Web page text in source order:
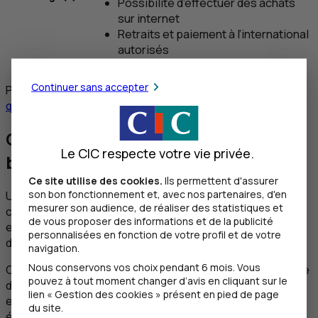
sur internet
Retraits et paiement à l’international
autorisés
Pour aller plus loin :carte de débit ou carte de crédit,
quelle différence ?
Comment choisir une carte
bancaire jeune pour un mineur ?
Un déjeuner aufast-food, une séance cinéma avec les
copains, une sortie shopping le samedi après-midi... Ça y
est, votre adolescent réclame de plus en plus
d’indépendance ?
Ce n’est pas parce que l’argent de poche se dématérialise
de plus en plus qu’il faut négliger d’accompagner les
enfants dans leur apprentissage d’un budget bien
Continuer sans accepter
Le CIC respecte votre vie privée.
Ce site utilise des cookies. Ils permettent d'assurer
son bon fonctionnement et, avec nos partenaires, d'en
mesurer son audience, de réaliser des statistiques et
de vous proposer des informations et de la publicité
personnalisées en fonction de votre profil et de votre
navigation.
Nous conservons vos choix pendant 6 mois. Vous
pouvez à tout moment changer d’avis en cliquant sur le
lien « Gestion des cookies » présent en pied de page
du site.